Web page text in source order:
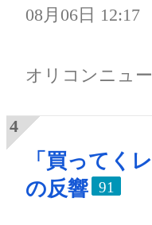
08月06日 12:17
オリコンニュ
「買ってく
の反響
91